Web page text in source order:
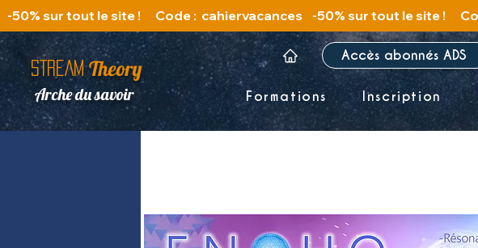
   -50% sur tout le site !      Code :  cahiervacances
STREAM Theory
Arche du savoir
Accès abonnés ADS
Formations Inscription